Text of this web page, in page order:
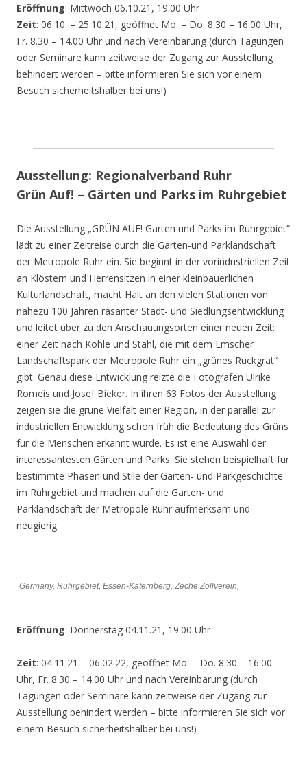
Eröffnung: Mittwoch 06.10.21, 19.00 Uhr
Zeit: 06.10. – 25.10.21, geöffnet Mo. – Do. 8.30 – 16.00 Uhr,
Fr. 8.30 – 14.00 Uhr und nach Vereinbarung (durch Tagungen
oder Seminare kann zeitweise der Zugang zur Ausstellung
behindert werden – bitte informieren Sie sich vor einem
Besuch sicherheitshalber bei uns!)
Ausstellung: Regionalverband Ruhr
Grün Auf! – Gärten und Parks im Ruhrgebiet
Die Ausstellung „GRÜN AUF! Gärten und Parks im Ruhrgebiet“
lädt zu einer Zeitreise durch die Garten-und Parklandschaft
der Metropole Ruhr ein. Sie beginnt in der vorindustriellen Zeit
an Klöstern und Herrensitzen in einer kleinbäuerlichen
Kulturlandschaft, macht Halt an den vielen Stationen von
nahezu 100 Jahren rasanter Stadt- und Siedlungsentwicklung
und leitet über zu den Anschauungsorten einer neuen Zeit:
einer Zeit nach Kohle und Stahl, die mit dem Emscher
Landschaftspark der Metropole Ruhr ein „grünes Rückgrat“
gibt. Genau diese Entwicklung reizte die Fotografen Ulrike
Romeis und Josef Bieker. In ihren 63 Fotos der Ausstellung
zeigen sie die grüne Vielfalt einer Region, in der parallel zur
industriellen Entwicklung schon früh die Bedeutung des Grüns
für die Menschen erkannt wurde. Es ist eine Auswahl der
interessantesten Gärten und Parks. Sie stehen beispielhaft für
bestimmte Phasen und Stile der Garten- und Parkgeschichte
im Ruhrgebiet und machen auf die Garten- und
Parklandschaft der Metropole Ruhr aufmerksam und
neugierig.
Germany, Ruhrgebiet, Essen-Katernberg, Zeche Zollverein,
Eröffnung: Donnerstag 04.11.21, 19.00 Uhr
Zeit: 04.11.21 – 06.02.22, geöffnet Mo. – Do. 8.30 – 16.00
Uhr, Fr. 8.30 – 14.00 Uhr und nach Vereinbarung (durch
Tagungen oder Seminare kann zeitweise der Zugang zur
Ausstellung behindert werden – bitte informieren Sie sich vor
einem Besuch sicherheitshalber bei uns!)